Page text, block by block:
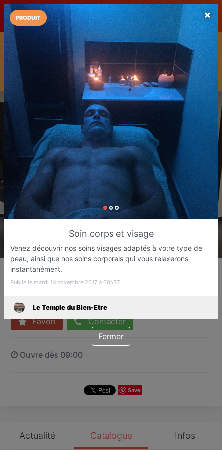
LaCarte LaCarte sur
Play Store
Installez l'App LaCarte
Téléchargez gratuitement l'app LaCarte pour suivre vos
commerces favoris et ne rien rater !
Télécharger Plus tard
Institut de beauté
Favori Contacter
Ouvre dès 09:00
Save
Actualité Catalogue Infos
PRODUIT
Soin corps et visage
Venez découvrir nos soins visages adaptés à votre type de
peau, ainsi que nos soins corporels qui vous relaxerons
instantanément.
Publié le mardi 14 novembre 2017 à 00h37
Le Temple du Bien-Etre
Fermer